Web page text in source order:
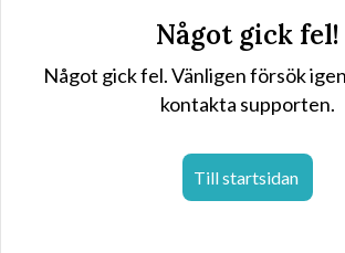
Något gick fel!
Något gick fel. Vänligen försök
kontakta supporten.
Till startsidan